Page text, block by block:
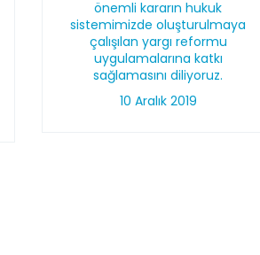
önemli kararın hukuk
sistemimizde oluşturulmaya
çalışılan yargı reformu
uygulamalarına katkı
sağlamasını diliyoruz.
10 Aralık 2019